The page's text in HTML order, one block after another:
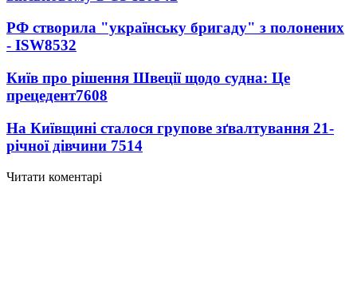
РФ створила "українську бригаду" з полонених
- ISW8532
Київ про рішення Швеції щодо судна: Це
прецедент7608
На Київщині сталося групове зґвалтування 21-
річної дівчини 7514
Читати коментарі